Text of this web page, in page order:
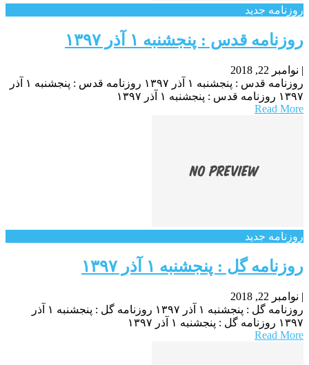
روزنامه جدید
روزنامه قدس : پنجشنبه ۱ آذر ۱۳۹۷
| نوامبر 22, 2018
روزنامه قدس : پنجشنبه ۱ آذر ۱۳۹۷ روزنامه قدس : پنجشنبه ۱ آذر
۱۳۹۷ روزنامه قدس : پنجشنبه ۱ آذر ۱۳۹۷
Read More
روزنامه جدید
روزنامه گل : پنجشنبه ۱ آذر ۱۳۹۷
| نوامبر 22, 2018
روزنامه گل : پنجشنبه ۱ آذر ۱۳۹۷ روزنامه گل : پنجشنبه ۱ آذر
۱۳۹۷ روزنامه گل : پنجشنبه ۱ آذر ۱۳۹۷
Read More